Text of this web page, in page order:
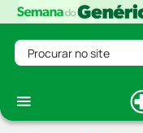
Procurar no site